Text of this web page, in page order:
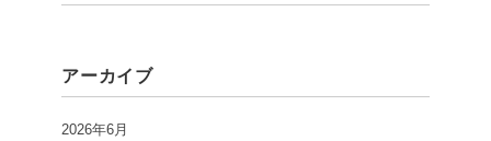
アーカイブ
2026年6月